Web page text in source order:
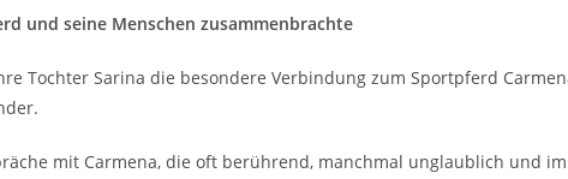
und seine Menschen zusammenbrachte
Tochter Sarina die besondere Verbindung zum Sportpferd
mit Carmena, die oft berührend, manchmal unglaublich und